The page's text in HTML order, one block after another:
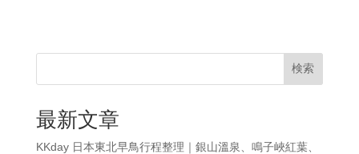
検索
最新文章
KKday 日本東北早鳥行程整理｜銀山溫泉、鳴子峽紅葉、